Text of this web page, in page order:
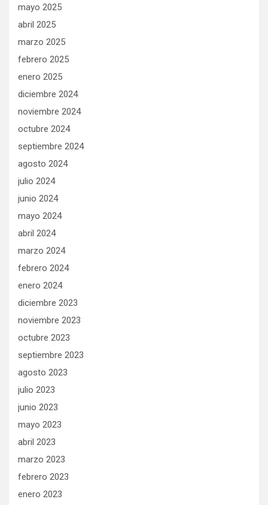
mayo 2025
abril 2025
marzo 2025
febrero 2025
enero 2025
diciembre 2024
noviembre 2024
octubre 2024
septiembre 2024
agosto 2024
julio 2024
junio 2024
mayo 2024
abril 2024
marzo 2024
febrero 2024
enero 2024
diciembre 2023
noviembre 2023
octubre 2023
septiembre 2023
agosto 2023
julio 2023
junio 2023
mayo 2023
abril 2023
marzo 2023
febrero 2023
enero 2023